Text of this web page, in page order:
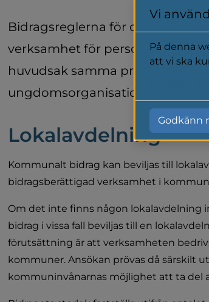
Bidragsreglerna för
verksamhet för personer med
huvudsak samma principer och
ungdomsorganisationernas
Lokalavdelning
Kommunalt bidrag kan beviljas till
bidragsberättigad verksamhet i
Om det inte finns någon
bidrag i vissa fall beviljas till en
förutsättning är att verksamheten
kommuner. Ansökan prövas då särskilt
kommuninvånarnas möjlighet att ta del
Vi
På denna
att vi ska
Godkänn